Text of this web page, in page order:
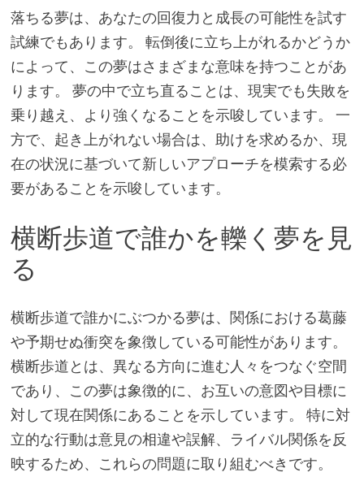
落ちる夢は、あなたの回復力と成長の可能性を試す
試練でもあります。 転倒後に立ち上がれるかどうか
によって、この夢はさまざまな意味を持つことがあ
ります。 夢の中で立ち直ることは、現実でも失敗を
乗り越え、より強くなることを示唆しています。 一
方で、起き上がれない場合は、助けを求めるか、現
在の状況に基づいて新しいアプローチを模索する必
要があることを示唆しています。
横断歩道で誰かを轢く夢を見
る
横断歩道で誰かにぶつかる夢は、関係における葛藤
や予期せぬ衝突を象徴している可能性があります。
横断歩道とは、異なる方向に進む人々をつなぐ空間
であり、この夢は象徴的に、お互いの意図や目標に
対して現在関係にあることを示しています。 特に対
立的な行動は意見の相違や誤解、ライバル関係を反
映するため、これらの問題に取り組むべきです。